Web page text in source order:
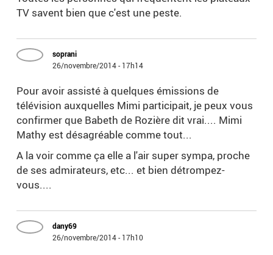
TV savent bien que c'est une peste.
soprani
26/novembre/2014 - 17h14
Pour avoir assisté à quelques émissions de
télévision auxquelles Mimi participait, je peux vous
confirmer que Babeth de Rozière dit vrai.... Mimi
Mathy est désagréable comme tout...
A la voir comme ça elle a l'air super sympa, proche
de ses admirateurs, etc... et bien détrompez-
vous....
dany69
26/novembre/2014 - 17h10